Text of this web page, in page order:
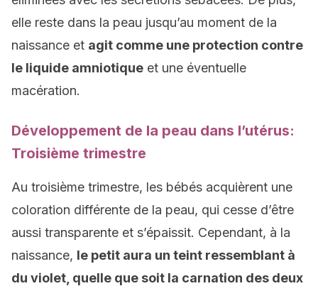
elle reste dans la peau jusqu’au moment de la
naissance et agit comme une protection contre
le liquide amniotique et une éventuelle
macération.
Développement de la peau dans l’utérus:
Troisième trimestre
Au troisième trimestre, les bébés acquièrent une
coloration différente de la peau, qui cesse d’être
aussi transparente et s’épaissit. Cependant, à la
naissance, le petit aura un teint ressemblant à
du violet, quelle que soit la carnation des deux